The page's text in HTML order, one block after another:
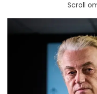
Scroll